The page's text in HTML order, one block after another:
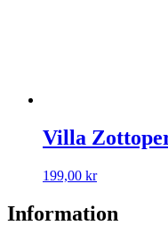
Villa
199,00 kr
Information